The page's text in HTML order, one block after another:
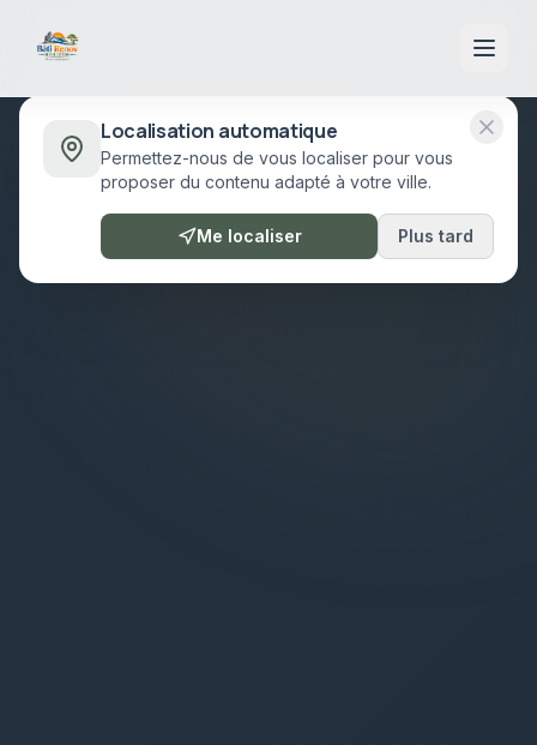
Localisation automatique
Permettez-nous de vous localiser pour vous
proposer du contenu adapté à votre ville.
Me localiser Plus tard